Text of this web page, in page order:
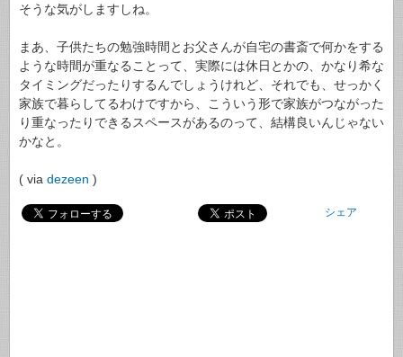
そうな気がしますしね。
まあ、子供たちの勉強時間とお父さんが自宅の書斎で何かをする
ような時間が重なることって、実際には休日とかの、かなり希な
タイミングだったりするんでしょうけれど、それでも、せっかく
家族で暮らしてるわけですから、こういう形で家族がつながった
り重なったりできるスペースがあるのって、結構良いんじゃない
かなと。
( via dezeen )
シェア